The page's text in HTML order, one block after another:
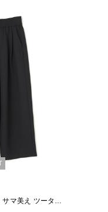
サマ美え ツータッ